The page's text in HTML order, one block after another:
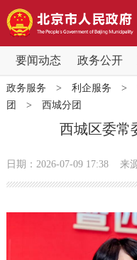
要闻动态 政务公开
要闻动态
党中央精神
北京要闻
各区热点
政务公开
政务服务 > 利企服务 >
团
> 西城分团
西城区委常
日期：2026-07-09 17:38 来